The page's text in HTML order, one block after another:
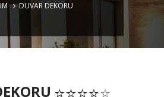
DUVAR DEKORU